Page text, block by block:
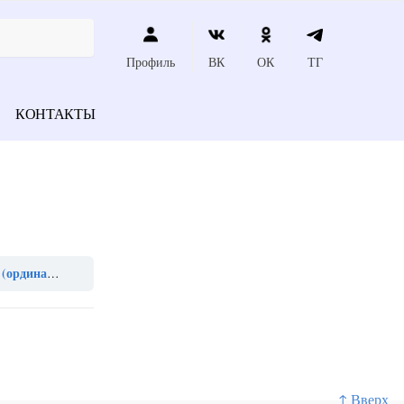
↑ Вверх
Профиль ВК ОК ТГ
КОНТАКТЫ